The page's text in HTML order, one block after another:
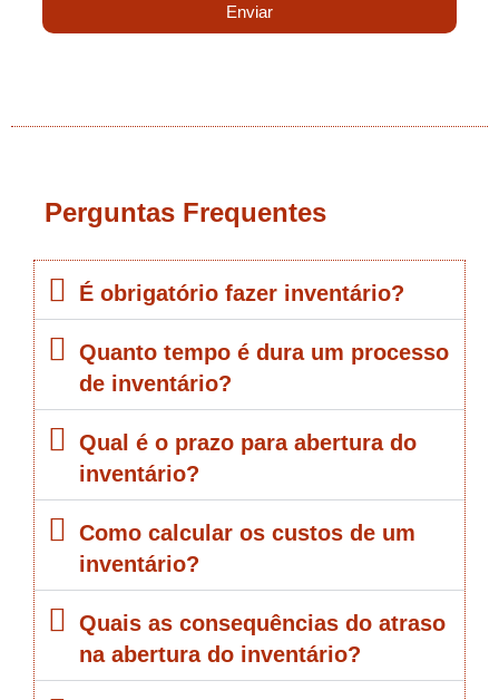
Enviar
Perguntas Frequentes
É obrigatório fazer inventário?
Quanto tempo é dura um processo
de inventário?
Qual é o prazo para abertura do
inventário?
Como calcular os custos de um
inventário?
Quais as consequências do atraso
na abertura do inventário?